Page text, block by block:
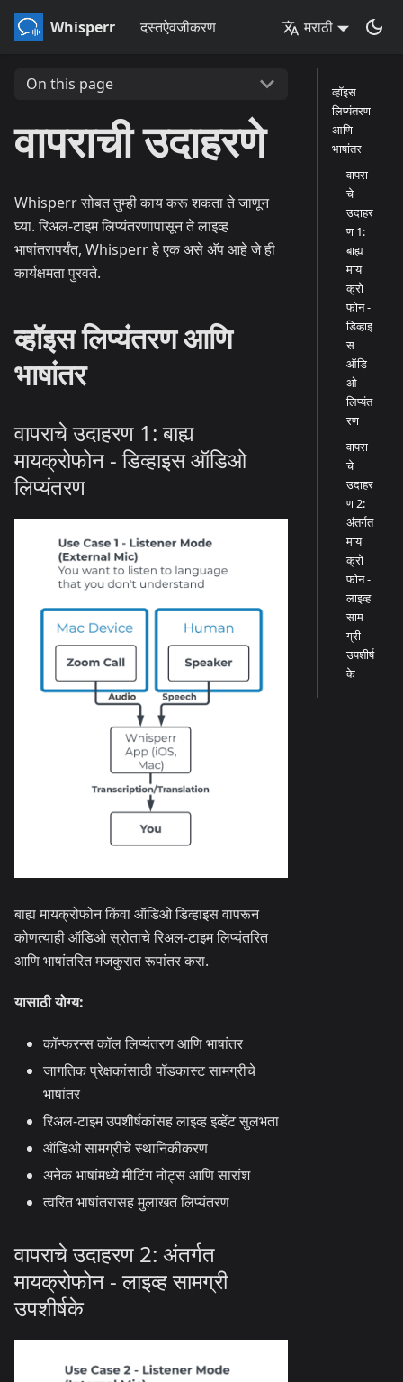
Whisperr दस्तऐवजीकरण मराठी
On this page
वापराची उदाहरणे
Whisperr सोबत तुम्ही काय करू शकता ते जाणून
घ्या. रिअल-टाइम लिप्यंतरणापासून ते लाइव्ह
भाषांतरापर्यंत, Whisperr हे एक असे अ‍ॅप आहे जे ही
कार्यक्षमता पुरवते.
व्हॉइस लिप्यंतरण आणि
भाषांतर
वापराचे उदाहरण 1: बाह्य
मायक्रोफोन - डिव्हाइस ऑडिओ
लिप्यंतरण
बाह्य मायक्रोफोन किंवा ऑडिओ डिव्हाइस वापरून
कोणत्याही ऑडिओ स्रोताचे रिअल-टाइम लिप्यंतरित
आणि भाषांतरित मजकुरात रूपांतर करा.
यासाठी योग्य:
कॉन्फरन्स कॉल लिप्यंतरण आणि भाषांतर
जागतिक प्रेक्षकांसाठी पॉडकास्ट सामग्रीचे
भाषांतर
रिअल-टाइम उपशीर्षकांसह लाइव्ह इव्हेंट सुलभता
ऑडिओ सामग्रीचे स्थानिकीकरण
अनेक भाषांमध्ये मीटिंग नोट्स आणि सारांश
त्वरित भाषांतरासह मुलाखत लिप्यंतरण
वापराचे उदाहरण 2: अंतर्गत
मायक्रोफोन - लाइव्ह सामग्री
उपशीर्षके
व्हॉइस
लिप्यंतरण
आणि
भाषांतर
वापरा
चे
उदाहर
ण 1:
बाह्य
माय
क्रो
फोन -
डिव्हाइ
स
ऑडि
ओ
लिप्यंत
रण
वापरा
चे
उदाहर
ण 2:
अंतर्गत
माय
क्रो
फोन -
लाइव्ह
साम
ग्री
उपशीर्ष
के